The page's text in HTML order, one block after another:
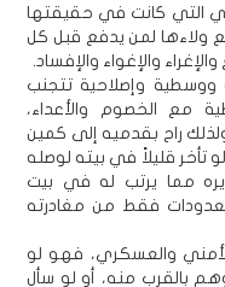
التي كانت في حقيقتها
ولاءها لمن يدفع قبل كل
والإغواء والإفساد.
وإصلاحية تتجنب
مع الخصوم والأعداء،
ولذلك راح بقدميه إلى كمين
تأخر قليلاً في بيته لوصله
مما يرتب له في بيت
فقط من مغادرته
والعسكري، فهو لو
بالقرب منه، أو لو سأل